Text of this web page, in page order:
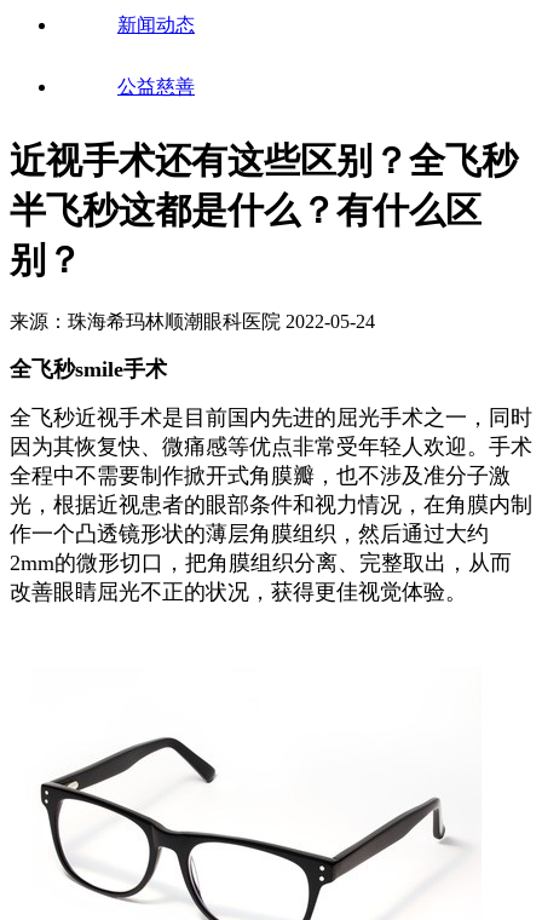
新闻动态
公益慈善
近视手术还有这些区别？全飞秒
半飞秒这都是什么？有什么区
别？
来源：珠海希玛林顺潮眼科医院 2022-05-24
全飞秒smile手术
全飞秒近视手术是目前国内先进的屈光手术之一，同时
因为其恢复快、微痛感等优点非常受年轻人欢迎。手术
全程中不需要制作掀开式角膜瓣，也不涉及准分子激
光，根据近视患者的眼部条件和视力情况，在角膜内制
作一个凸透镜形状的薄层角膜组织，然后通过大约
2mm的微形切口，把角膜组织分离、完整取出，从而
改善眼睛屈光不正的状况，获得更佳视觉体验。